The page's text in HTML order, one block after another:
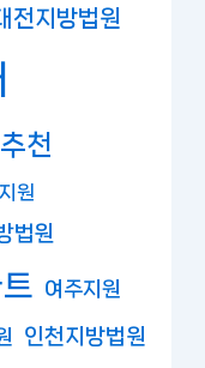
전지방법원
천
원
법원
여주지원
인천지방법원